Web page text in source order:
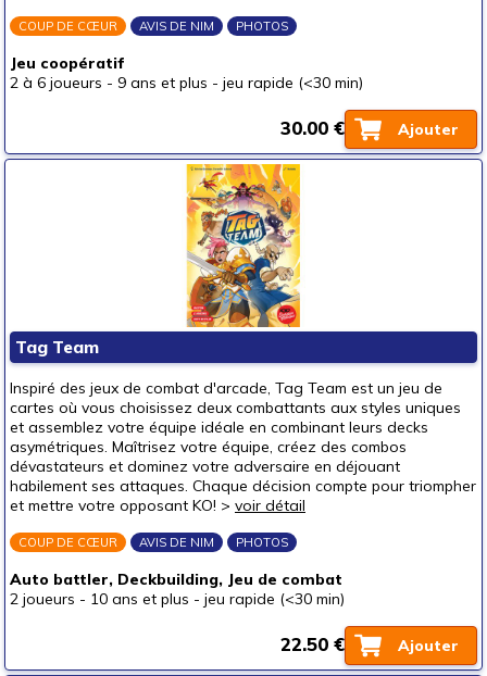
COUP DE CŒUR AVIS DE NIM PHOTOS
Jeu coopératif
2 à 6 joueurs - 9 ans et plus - jeu rapide (<30 min)
Ajouter
30.00 €
Tag Team
Inspiré des jeux de combat d'arcade, Tag Team est un jeu de
cartes où vous choisissez deux combattants aux styles uniques
et assemblez votre équipe idéale en combinant leurs decks
asymétriques. Maîtrisez votre équipe, créez des combos
dévastateurs et dominez votre adversaire en déjouant
habilement ses attaques. Chaque décision compte pour triompher
et mettre votre opposant KO! > voir détail
COUP DE CŒUR AVIS DE NIM PHOTOS
Auto battler, Deckbuilding, Jeu de combat
2 joueurs - 10 ans et plus - jeu rapide (<30 min)
Ajouter
22.50 €